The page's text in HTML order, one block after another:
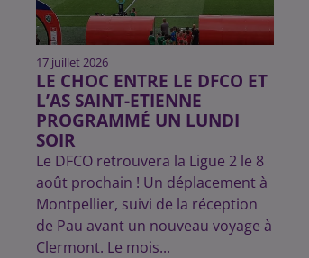
17 juillet 2026
LE CHOC ENTRE LE DFCO ET
L’AS SAINT-ETIENNE
PROGRAMMÉ UN LUNDI
SOIR
Le DFCO retrouvera la Ligue 2 le 8
août prochain ! Un déplacement à
Montpellier, suivi de la réception
de Pau avant un nouveau voyage à
Clermont. Le mois...